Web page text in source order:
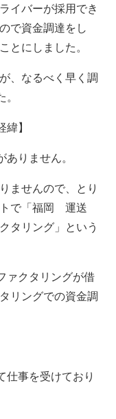
イバーが採用でき
で資金調達をし
とにしました。
、なるべく早く調
緯】
りません。
ませんので、とり
トで「福岡 運送
タリング」という
ァクタリングが借
リングでの資金調
仕事を受けており